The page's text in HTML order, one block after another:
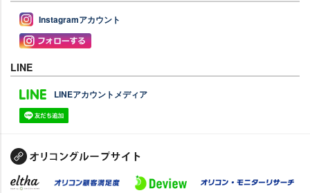
Instagramアカウント
LINE
LINEアカウントメディア